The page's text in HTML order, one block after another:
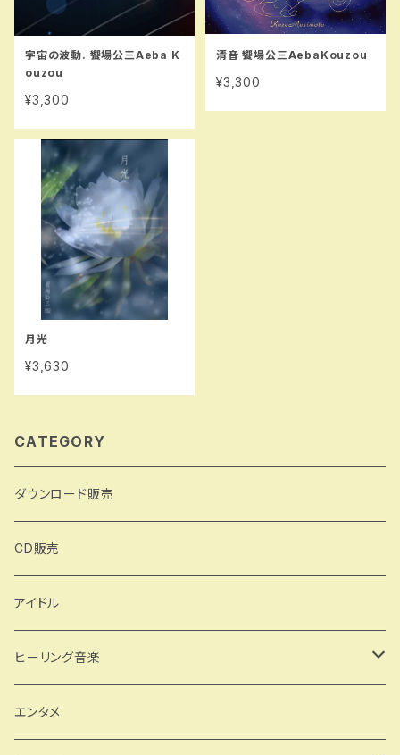
宇宙の波動. 饗場公三Aeba K
ouzou
¥3,300
清音 饗場公三AebaKouzou
¥3,300
月光
¥3,630
CATEGORY
ダウンロード販売
CD販売
アイドル
ヒーリング音楽
森林浴
エンタメ